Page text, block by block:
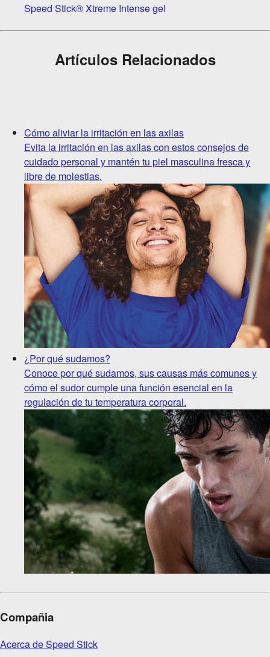
Speed Stick® Xtreme Intense gel
Artículos Relacionados
Cómo aliviar la irritación en las axilas
Evita la irritación en las axilas con estos consejos de
cuidado personal y mantén tu piel masculina fresca y
libre de molestias.
¿Por qué sudamos?
Conoce por qué sudamos, sus causas más comunes y
cómo el sudor cumple una función esencial en la
regulación de tu temperatura corporal.
Compañia
Acerca de Speed Stick